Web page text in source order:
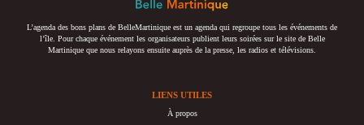
L’agenda des bons plans de BelleMartinique est un agenda qui regroupe tous les événements de
l’île. Pour chaque événement les organisateurs publient leurs soirées sur le site de Belle
Martinique que nous relayons ensuite auprès de la presse, les radios et télévisions.
LIENS UTILES
À propos